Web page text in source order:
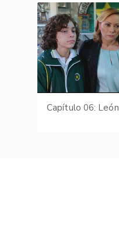
Capítulo 06: León